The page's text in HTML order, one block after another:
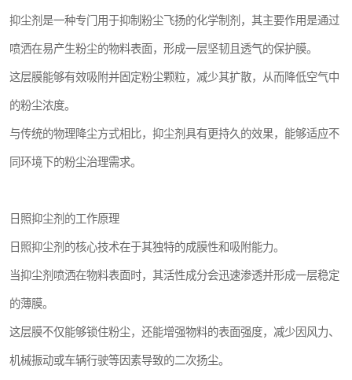
抑尘剂是一种专门用于抑制粉尘飞扬的化学制剂，其主要作用是通过
喷洒在易产生粉尘的物料表面，形成一层坚韧且透气的保护膜。
这层膜能够有效吸附并固定粉尘颗粒，减少其扩散，从而降低空气中
的粉尘浓度。
与传统的物理降尘方式相比，抑尘剂具有更持久的效果，能够适应不
同环境下的粉尘治理需求。
日照抑尘剂的工作原理
日照抑尘剂的核心技术在于其独特的成膜性和吸附能力。
当抑尘剂喷洒在物料表面时，其活性成分会迅速渗透并形成一层稳定
的薄膜。
这层膜不仅能够锁住粉尘，还能增强物料的表面强度，减少因风力、
机械振动或车辆行驶等因素导致的二次扬尘。